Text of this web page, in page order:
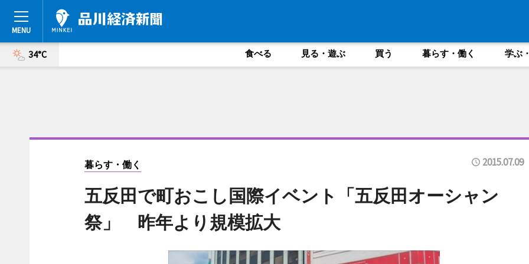
34°C 食べる 見る・遊ぶ 買う 暮らす・働く 学ぶ
暮らす・働く 2015.07.09
五反田で町おこし国際イベント「五反田オーシャン
祭」 昨年より規模拡大